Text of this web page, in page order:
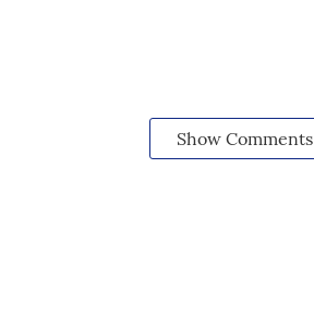
Show Comments